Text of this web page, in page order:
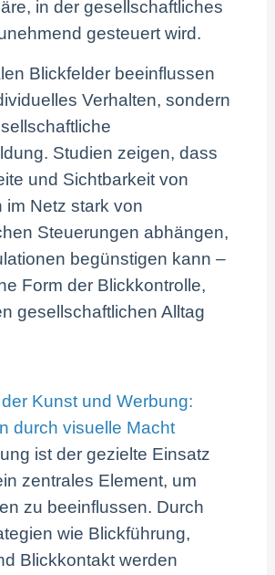
in der gesellschaftliches
gesteuert wird.
Blickfelder beeinflussen
Verhalten, sondern
Studien zeigen, dass
und Sichtbarkeit von
im Netz stark von
Steuerungen abhängen,
begünstigen kann –
Form der Blickkontrolle,
gesellschaftlichen Alltag
Kunst und Werbung:
durch visuelle Macht
ist der gezielte Einsatz
zentrales Element, um
zu beeinflussen. Durch
wie Blickführung,
Blickkontakt werden